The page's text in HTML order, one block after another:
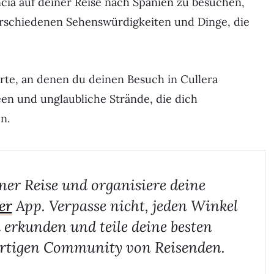
Sehenswürdigkeiten und Dinge, die
an denen du deinen Besuch in Cullera
und unglaubliche Strände, die dich
Reise und organisiere deine
App. Verpasse nicht, jeden Winkel
und teile deine besten
Community von Reisenden.